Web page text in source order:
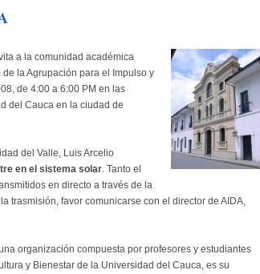
a la comunidad académica
la Agrupación para el Impulso y
de 4:00 a 6:00 PM en las
del Cauca en la ciudad de
del Valle, Luis Arcelio
en el sistema solar . Tanto el
en directo a través de la
trasmisión, favor comunicarse con el director de AIDA,
organización compuesta por profesores y estudiantes
y Bienestar de la Universidad del Cauca, es su